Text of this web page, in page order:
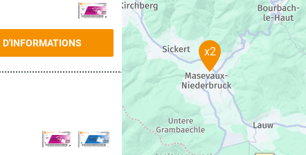
D'INFORMATIONS
x2